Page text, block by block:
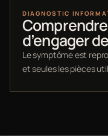
DIAGNOSTIC
d’engager
Le symptôme est
et seules les pièces